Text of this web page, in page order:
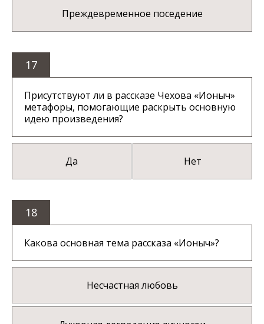
Преждевременное поседение
17
Присутствуют ли в рассказе Чехова «Ионыч»
метафоры, помогающие раскрыть основную
идею произведения?
Да Нет
18
Какова основная тема рассказа «Ионыч»?
Несчастная любовь